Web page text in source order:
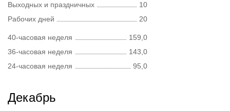
Выходных и праздничных
10
Рабочих дней
20
40-часовая неделя
159,0
36-часовая неделя
143,0
24-часовая неделя
95,0
Декабрь